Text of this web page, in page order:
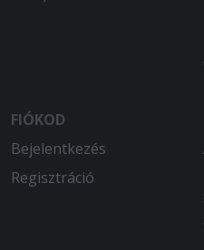
Teljesen elégedett
Mindig finom,
Sokat kellett
az étellel meg
FIÓKOD
Bejelentkezés
Regisztráció